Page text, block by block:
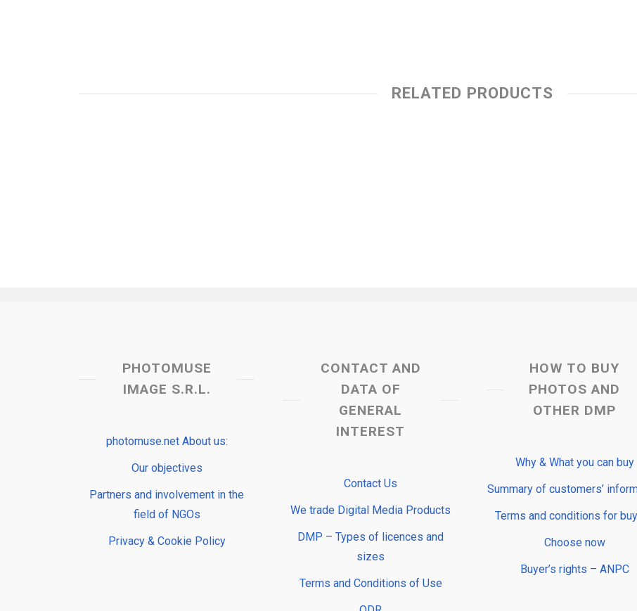
RELATED PRODUCTS
PHOTOMUSE
IMAGE S.R.L.
photomuse.net About us:
Our objectives
Partners and involvement in the
field of NGOs
Privacy & Cookie Policy
CONTACT AND
DATA OF
GENERAL
INTEREST
Contact Us
We trade Digital Media Products
DMP – Types of licences and
sizes
Terms and Conditions of Use
HOW TO BUY
PHOTOS AND
OTHER DMP
Why & What you can buy
Summary of customers’
Terms and conditions for
Choose now
Buyer’s rights – ANPC